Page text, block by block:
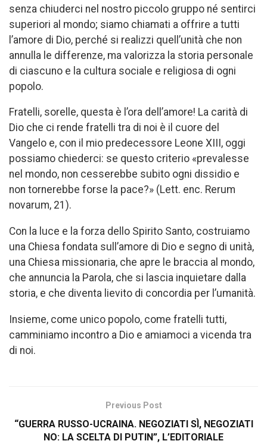
senza chiuderci nel nostro piccolo gruppo né sentirci
superiori al mondo; siamo chiamati a offrire a tutti
l’amore di Dio, perché si realizzi quell’unità che non
annulla le differenze, ma valorizza la storia personale
di ciascuno e la cultura sociale e religiosa di ogni
popolo.
Fratelli, sorelle, questa è l’ora dell’amore! La carità di
Dio che ci rende fratelli tra di noi è il cuore del
Vangelo e, con il mio predecessore Leone XIII, oggi
possiamo chiederci: se questo criterio «prevalesse
nel mondo, non cesserebbe subito ogni dissidio e
non tornerebbe forse la pace?» (Lett. enc. Rerum
novarum, 21).
Con la luce e la forza dello Spirito Santo, costruiamo
una Chiesa fondata sull’amore di Dio e segno di unità,
una Chiesa missionaria, che apre le braccia al mondo,
che annuncia la Parola, che si lascia inquietare dalla
storia, e che diventa lievito di concordia per l’umanità.
Insieme, come unico popolo, come fratelli tutti,
camminiamo incontro a Dio e amiamoci a vicenda tra
di noi.
Previous Post
“GUERRA RUSSO-UCRAINA. NEGOZIATI SÌ, NEGOZIATI
NO: LA SCELTA DI PUTIN”, L’EDITORIALE